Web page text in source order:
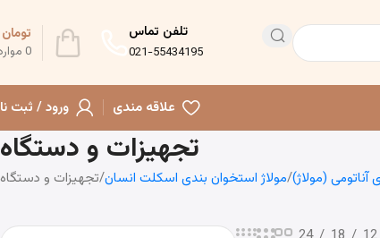
تلفن تماس
021-55434195
0
تومان
علاقه مندی ورود / ثبت
تجهیزات و دستگاه
آناتومی (مولاژ) مولاژ استخوان بندی اسکلت انسان تجهیزات و دستگاه